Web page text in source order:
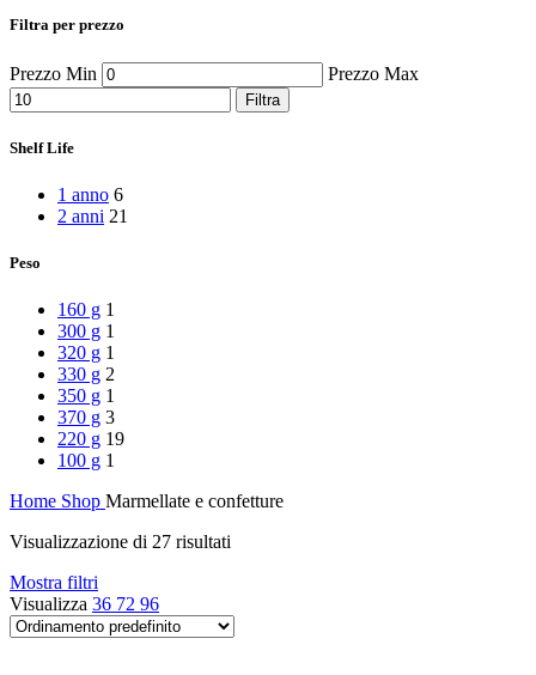
Peperoncino
Prodotti da forno
Rafano
Semi
Sott’oli e conserve
Sughi pronti e passate
Vari
Vino e liquori
Filtra per prezzo
Prezzo Min Prezzo Max
Filtra
Shelf Life
1 anno 6
2 anni 21
Peso
160 g 1
300 g 1
320 g 1
330 g 2
350 g 1
370 g 3
220 g 19
100 g 1
Home Shop Marmellate e confetture
Visualizzazione di 27 risultati
Mostra filtri
Visualizza 36 72 96